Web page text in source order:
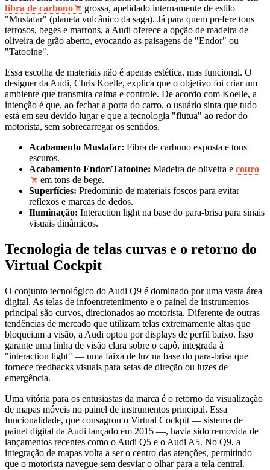
fibra de carbono
grossa, apelidado internamente de estilo
"Mustafar" (planeta vulcânico da saga). Já para quem prefere tons
terrosos, beges e marrons, a Audi oferece a opção de madeira de
oliveira de grão aberto, evocando as paisagens de "Endor" ou
"Tatooine".
Essa escolha de materiais não é apenas estética, mas funcional. O
designer da Audi, Chris Koelle, explica que o objetivo foi criar um
ambiente que transmita calma e controle. De acordo com Koelle, a
intenção é que, ao fechar a porta do carro, o usuário sinta que tudo
está em seu devido lugar e que a tecnologia "flutua" ao redor do
motorista, sem sobrecarregar os sentidos.
Acabamento Mustafar: Fibra de carbono exposta e tons
escuros.
Acabamento Endor/Tatooine: Madeira de oliveira e couro
em tons de bege.
Superfícies: Predomínio de materiais foscos para evitar
reflexos e marcas de dedos.
Iluminação: Interaction light na base do para-brisa para sinais
visuais dinâmicos.
Tecnologia de telas curvas e o retorno do
Virtual Cockpit
O conjunto tecnológico do Audi Q9 é dominado por uma vasta área
digital. As telas de infoentretenimento e o painel de instrumentos
principal são curvos, direcionados ao motorista. Diferente de outras
tendências de mercado que utilizam telas extremamente altas que
bloqueiam a visão, a Audi optou por displays de perfil baixo. Isso
garante uma linha de visão clara sobre o capô, integrada à
"interaction light" — uma faixa de luz na base do para-brisa que
fornece feedbacks visuais para setas de direção ou luzes de
emergência.
Uma vitória para os entusiastas da marca é o retorno da visualização
de mapas móveis no painel de instrumentos principal. Essa
funcionalidade, que consagrou o Virtual Cockpit — sistema de
painel digital da Audi lançado em 2015 —, havia sido removida de
lançamentos recentes como o Audi Q5 e o Audi A5. No Q9, a
integração de mapas volta a ser o centro das atenções, permitindo
que o motorista navegue sem desviar o olhar para a tela central.